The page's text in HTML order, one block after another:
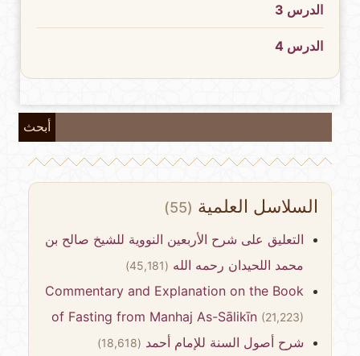
الدرس 3
الدرس 4
أبحث
السلاسل العلمية(55)
التعليق على شرح الأربعين النووية للشيخ صالح بن
محمد اللحيدان رحمه الله(45,181)
Commentary and Explanation on the Book
of Fasting from Manhaj As-Sālikīn(21,223)
شرح أصول السنة للإمام أحمد(18,618)